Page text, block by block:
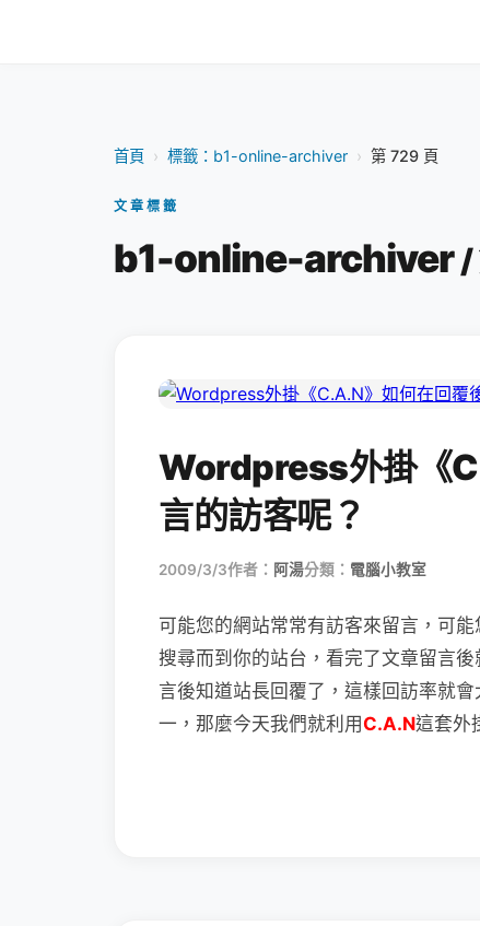
首頁 › 標籤：b1-online-archiver › 第 729 頁
文章標籤
b1-online-archiver/
Wordpress外掛《
言的訪客呢？
2009/3/3作者： 阿湯分類： 電腦小教室
可能您的網站常常有訪客來留言，可
搜尋而到你的站台，看完了文章留言
言後知道站長回覆了，這樣回訪率就
一，那麼今天我們就利用 C.A.N這套外